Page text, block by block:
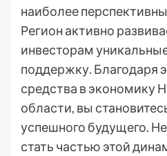
наиболее
Регион активно
инвесторам
поддержку. Благодаря
средства в экономику
области, вы
успешного будущего.
стать частью этой